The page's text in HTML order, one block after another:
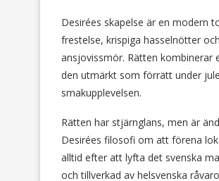
Desirées skapelse är en modern
frestelse, krispiga hasselnötter
ansjovissmör. Rätten kombinerar
den utmärkt som förrätt under
smakupplevelsen.
Rätten har stjärnglans, men är
Desirées filosofi om att förena
alltid efter att lyfta det svenska
och tillverkad av helsvenska